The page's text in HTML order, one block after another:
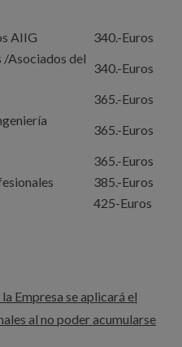
AIIG
340.-Euros
/Asociados del
340.-Euros
365.-Euros
365.-Euros
365.-Euros
385.-Euros
425-Euros
Empresa se aplicará el
al no poder acumularse